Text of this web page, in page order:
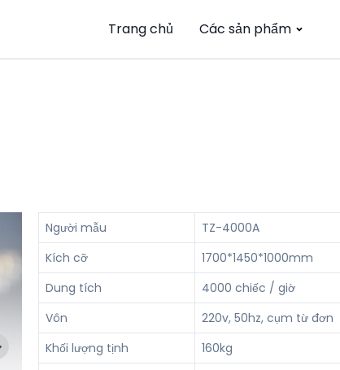
Trang chủ Các sản phẩm
Người mẫu
TZ-4000A
Kích cỡ
1700*1450*1000mm
Dung tích
4000 chiếc / giờ
Vôn
220v, 50hz, cụm từ đơn
Khối lượng tịnh
160kg